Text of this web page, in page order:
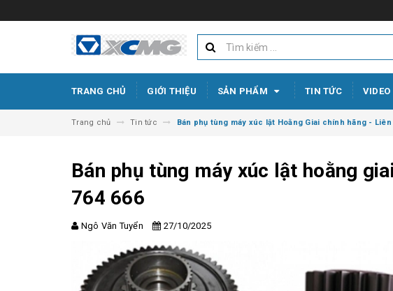
TRANG CHỦ GIỚI THIỆU SẢN PHẨM TIN TỨC VIDEO
Trang chủ Tin tức Bán phụ tùng máy xúc lật Hoằng Giai chính hãng - Liên
Bán phụ tùng máy xúc lật hoằng
764 666
Ngô Văn Tuyển 27/10/2025